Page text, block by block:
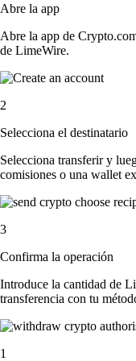
Abre la app
Abre la app de
de LimeWire.
2
Selecciona el destinatario
Selecciona transferir y
comisiones o una wallet
3
Confirma la operación
Introduce la cantidad de
transferencia con tu
1